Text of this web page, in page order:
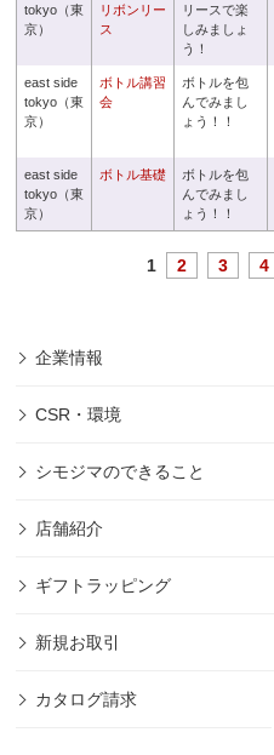
tokyo（東
京）
リボンリー
ス
リースで楽
しみましょ
う！
east side
tokyo（東
京）
ボトル講習
会
ボトルを包
んでみまし
ょう！！
east side
tokyo（東
京）
ボトル基礎
ボトルを包
んでみまし
ょう！！
1 2 3 4
企業情報
CSR・環境
シモジマのできること
店舗紹介
ギフトラッピング
新規お取引
カタログ請求